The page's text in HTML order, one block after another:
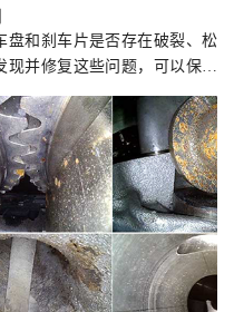
盘和刹车片是否存在破裂、松
现并修复这些问题，可以保障
安全性。同时，这也提醒我们
构的检查和保养，避免因忽视